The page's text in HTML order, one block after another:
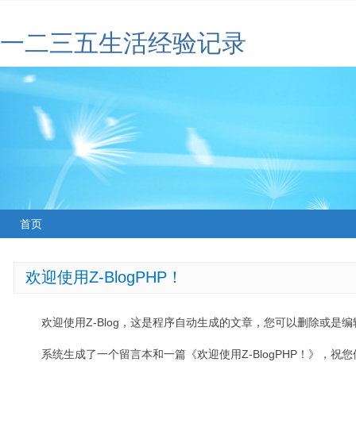
一二三五生活经验记录
首页
欢迎使用Z-BlogPHP！
欢迎使用Z-Blog，这是程序自动生成的文章，您可以删除或是编
系统生成了一个留言本和一篇《欢迎使用Z-BlogPHP！》，祝